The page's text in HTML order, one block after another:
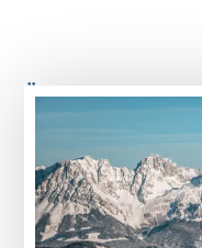
Ähnliche Produkte